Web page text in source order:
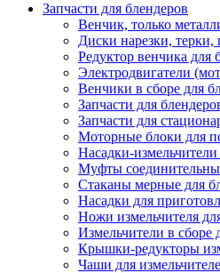
Запчасти для блендеров
Венчик, только
Диски нарезки,
Редуктор венчика для
Электродвигатели
Венчики в сборе для
Запчасти для
Запчасти для
Моторные блоки для
Насадки-
Муфты
Стаканы мерные для
Насадки для
Ножи измельчителя
Измельчители в сборе
Крышки-редукторы
Чаши для